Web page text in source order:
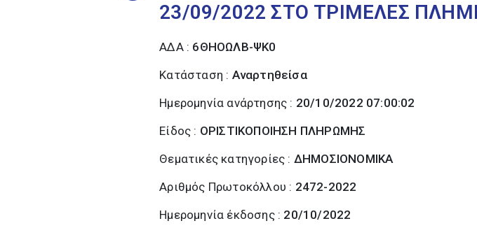
23/09/2022 ΣΤΟ ΤΡΙΜΕΛΕΣ
ΑΔΑ : 6ΘΗΟΩΛΒ-ΨΚ0
Κατάσταση : Αναρτηθείσα
Ημερομηνία ανάρτησης : 20/10/2022 07:00:02
Είδος : ΟΡΙΣΤΙΚΟΠΟΙΗΣΗ ΠΛΗΡΩΜΗΣ
Θεματικές κατηγορίες : ΔΗΜΟΣΙΟΝΟΜΙΚΑ
Αριθμός Πρωτοκόλλου : 2472-2022
Ημερομηνία έκδοσης : 20/10/2022